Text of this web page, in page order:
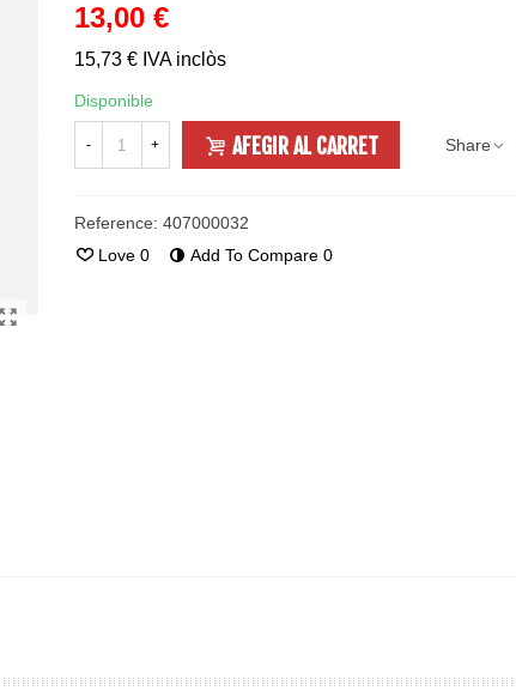
13,00 €
15,73 € IVA inclòs
Disponible
- + AFEGIR AL CARRET Share
Reference: 407000032
Love 0 Add To Compare 0